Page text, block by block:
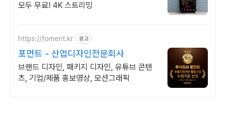
모두 무료! 4K 스트리밍
https://foment.kr 광고
포먼트 - 산업디자인전문회사
브랜드 디자인, 패키지 디자인, 유튜브 콘텐
츠, 기업/제품 홍보영상, 모션그래픽